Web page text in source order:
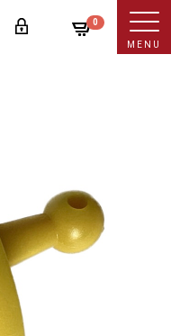
MENU
0